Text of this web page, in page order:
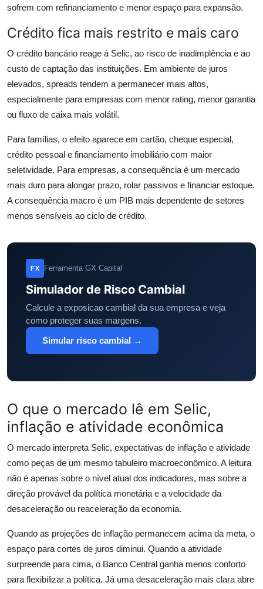
sofrem com refinanciamento e menor espaço para expansão.
Crédito fica mais restrito e mais caro
O crédito bancário reage à Selic, ao risco de inadimplência e ao
custo de captação das instituições. Em ambiente de juros
elevados, spreads tendem a permanecer mais altos,
especialmente para empresas com menor rating, menor garantia
ou fluxo de caixa mais volátil.
Para famílias, o efeito aparece em cartão, cheque especial,
crédito pessoal e financiamento imobiliário com maior
seletividade. Para empresas, a consequência é um mercado
mais duro para alongar prazo, rolar passivos e financiar estoque.
A consequência macro é um PIB mais dependente de setores
menos sensíveis ao ciclo de crédito.
FX Ferramenta GX Capital
Simulador de Risco Cambial
Calcule a exposicao cambial da sua empresa e veja
como proteger suas margens.
Simular risco cambial →
O que o mercado lê em Selic,
inflação e atividade econômica
O mercado interpreta Selic, expectativas de inflação e atividade
como peças de um mesmo tabuleiro macroeconômico. A leitura
não é apenas sobre o nível atual dos indicadores, mas sobre a
direção provável da política monetária e a velocidade da
desaceleração ou reaceleração da economia.
Quando as projeções de inflação permanecem acima da meta, o
espaço para cortes de juros diminui. Quando a atividade
surpreende para cima, o Banco Central ganha menos conforto
para flexibilizar a política. Já uma desaceleração mais clara abre